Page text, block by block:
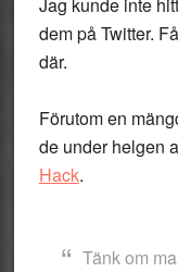
dem på Twitter.
där.
Förutom en
de under helgen
Hack.
Tänk om